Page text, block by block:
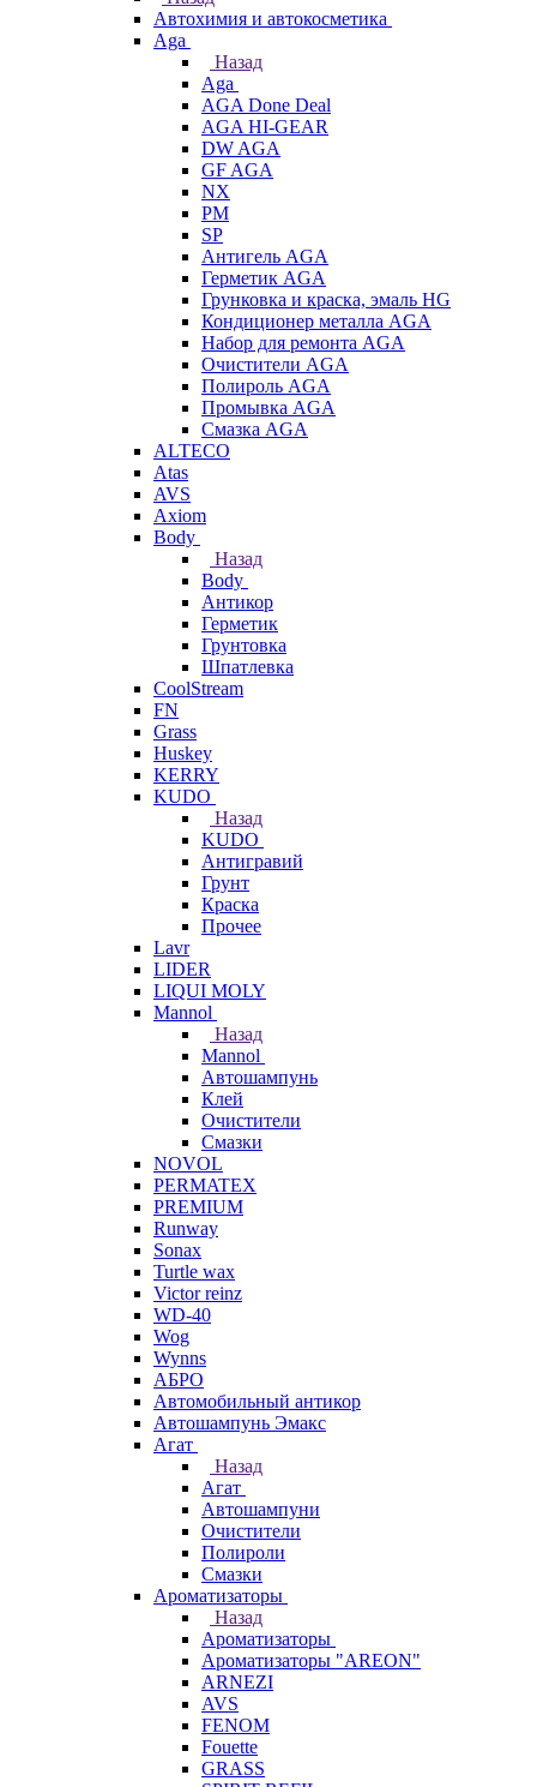
Автохимия и автокосметика
Aga
Назад
Aga
AGA Done Deal
AGA HI-GEAR
DW AGA
GF AGA
NX
PM
SP
Антигель AGA
Герметик AGA
Грунковка и краска, эмаль HG
Кондиционер металла AGA
Набор для ремонта AGA
Очистители AGA
Полироль AGA
Промывка AGA
Смазка AGA
ALTECO
Atas
AVS
Axiom
Body
Назад
Body
Антикор
Герметик
Грунтовка
Шпатлевка
CoolStream
FN
Grass
Huskey
KERRY
KUDO
Назад
KUDO
Антигравий
Грунт
Краска
Прочее
Lavr
LIDER
LIQUI MOLY
Mannol
Назад
Mannol
Автошампунь
Клей
Очистители
Смазки
NOVOL
PERMATEX
PREMIUM
Runway
Sonax
Turtle wax
Victor reinz
WD-40
Wog
Wynns
АБРО
Автомобильный антикор
Автошампунь Эмакс
Агат
Назад
Агат
Автошампуни
Очистители
Полироли
Смазки
Ароматизаторы
Назад
Ароматизаторы
Ароматизаторы "AREON"
ARNEZI
AVS
FENOM
Fouette
GRASS